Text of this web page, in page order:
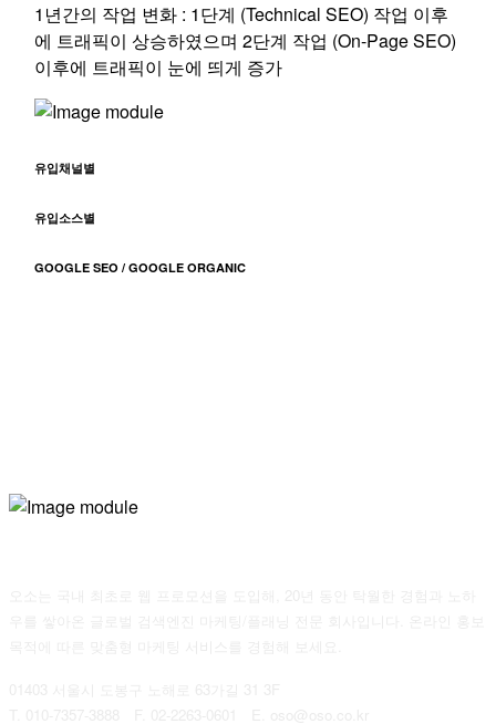
1년간의 작업 변화 : 1단계 (Technical SEO) 작업 이후
에 트래픽이 상승하였으며 2단계 작업 (On-Page SEO)
이후에 트래픽이 눈에 띄게 증가
유입채널별
유입소스별
GOOGLE SEO / GOOGLE ORGANIC